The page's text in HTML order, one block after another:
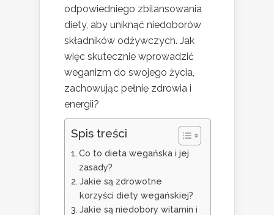
odpowiedniego zbilansowania
diety, aby uniknąć niedoborów
składników odżywczych. Jak
więc skutecznie wprowadzić
weganizm do swojego życia,
zachowując pełnię zdrowia i
energii?
Spis treści
Co to dieta wegańska i jej
zasady?
Jakie są zdrowotne
korzyści diety wegańskiej?
Jakie są niedobory witamin i